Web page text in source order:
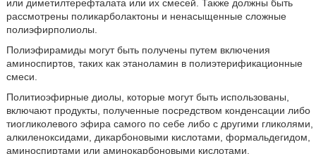
или диметилтерефталата или их смесей. Также должны быть
рассмотрены поликарболактоны и ненасыщенные сложные
полиэфирполиолы.
Полиэфирамиды могут быть получены путем включения
аминоспиртов, таких как этаноламин в полиэтерификационные
смеси.
Политиоэфирные диолы, которые могут быть использованы,
включают продукты, полученные посредством конденсации либо
тиогликолевого эфира самого по себе либо с другими гликолями,
алкиленоксидами, дикарбоновыми кислотами, формальдегидом,
аминоспиртами или аминокарбоновыми кислотами.